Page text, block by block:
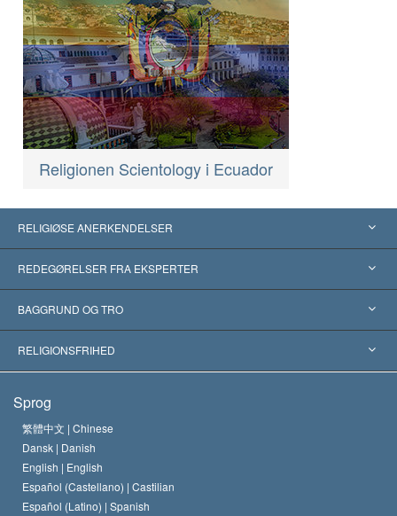
Religionen Scientology i Ecuador
RELIGIØSE ANERKENDELSER
USA
Anerkendelser fra hele verden
Skelsættende kendelser
REDEGØRELSER FRA EKSPERTER
Kategoriserede redegørelser
Verdens førende eksperter
BAGGRUND OG TRO
L. Ron Hubbard
Scientology kirkens trosbekendelse
En Scientologs Kodeks
David Miscavige
RELIGIONSFRIHED
Internationale standarder for menneskerettighederne
Bekendtgørelse om religion
Sprog
繁體中文 | Chinese
Dansk | Danish
English | English
Español (Castellano) | Castilian
Español (Latino) | Spanish